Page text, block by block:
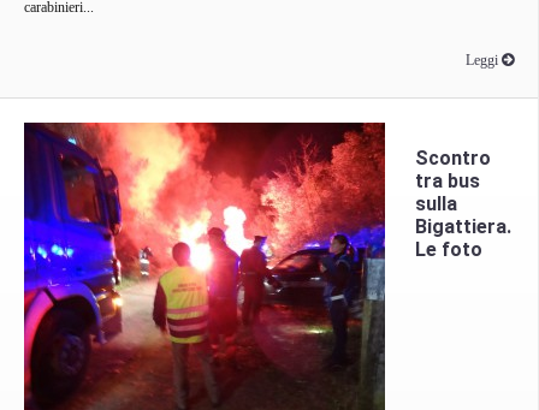
carabinieri...
Leggi
Scontro
tra bus
sulla
Bigattiera.
Le foto